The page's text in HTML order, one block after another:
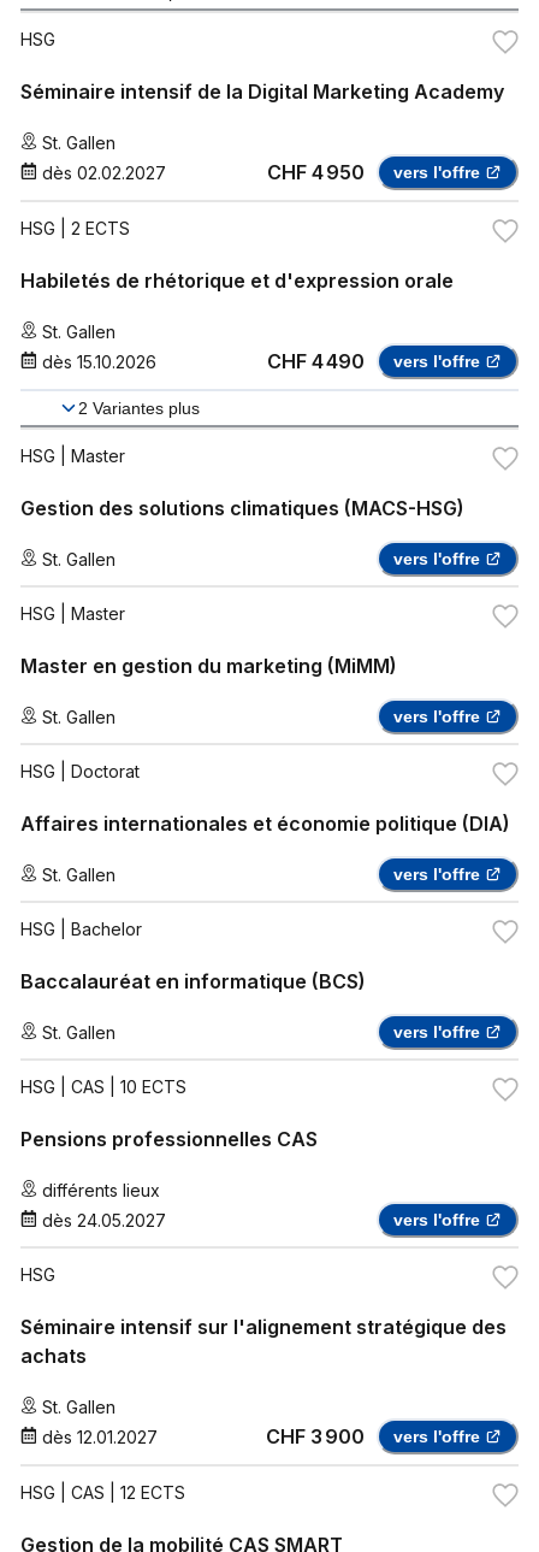
HSG
Séminaire intensif de la Digital Marketing Academy
St. Gallen
dès 02.02.2027 CHF 4 950 vers l'offre
HSG | 2 ECTS
Habiletés de rhétorique et d'expression orale
St. Gallen
dès 15.10.2026 CHF 4 490 vers l'offre
2 Variantes plus
HSG | Master
Gestion des solutions climatiques (MACS-HSG)
St. Gallen vers l'offre
HSG | Master
Master en gestion du marketing (MiMM)
St. Gallen vers l'offre
HSG | Doctorat
Affaires internationales et économie politique (DIA)
St. Gallen vers l'offre
HSG | Bachelor
Baccalauréat en informatique (BCS)
St. Gallen vers l'offre
HSG | CAS | 10 ECTS
Pensions professionnelles CAS
différents lieux
dès 24.05.2027 vers l'offre
HSG
Séminaire intensif sur l'alignement stratégique des
achats
St. Gallen
dès 12.01.2027 CHF 3 900 vers l'offre
HSG | CAS | 12 ECTS
Gestion de la mobilité CAS SMART